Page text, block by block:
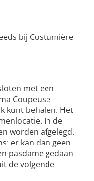
bij Costumière
met een
Coupeuse
kunt behalen. Het
In de
worden afgelegd.
er kan dan geen
pasdame gedaan
de volgende